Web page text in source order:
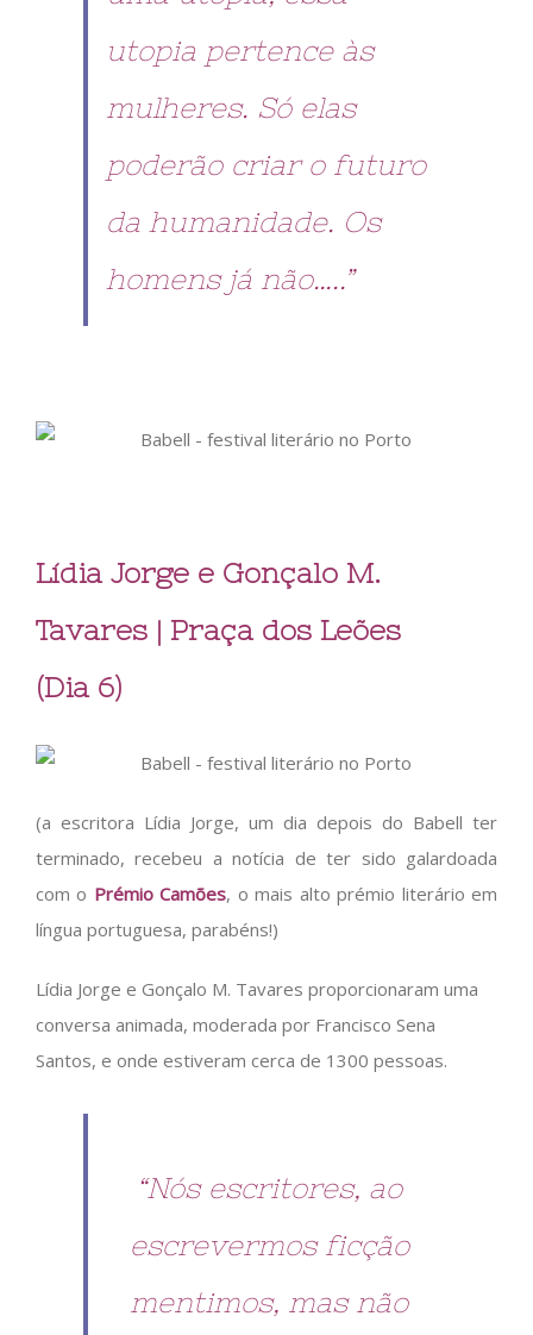
utopia pertence às
mulheres. Só elas
poderão criar o futuro
da humanidade. Os
homens já não…..”
Lídia Jorge e Gonçalo M.
Tavares | Praça dos Leões
(Dia 6)
(a escritora Lídia Jorge, um dia depois do Babell ter
terminado, recebeu a notícia de ter sido galardoada
com o Prémio Camões, o mais alto prémio literário em
língua portuguesa, parabéns!)
Lídia Jorge e Gonçalo M. Tavares proporcionaram uma
conversa animada, moderada por Francisco Sena
Santos, e onde estiveram cerca de 1300 pessoas.
“Nós escritores, ao
escrevermos ficção
mentimos, mas não